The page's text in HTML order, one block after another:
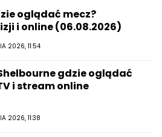
oglądać mecz?
i online (06.08.2026)
2026, 11:54
gdzie oglądać
i stream online
2026, 11:38